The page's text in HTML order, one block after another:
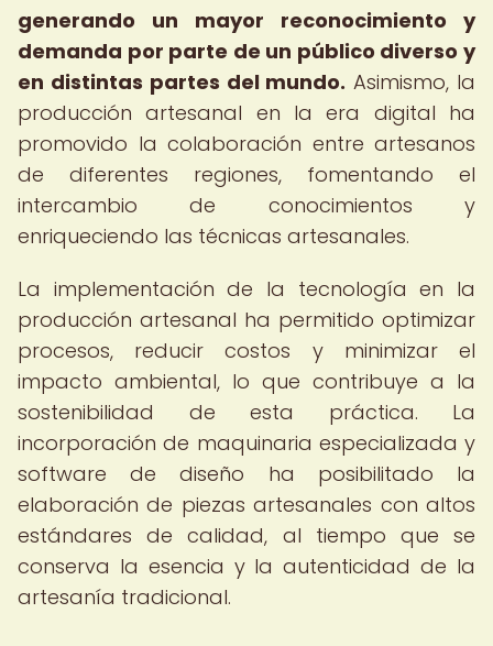
generando un mayor reconocimiento y
demanda por parte de un público diverso y
en distintas partes del mundo. Asimismo, la
producción artesanal en la era digital ha
promovido la colaboración entre artesanos
de diferentes regiones, fomentando el
intercambio de conocimientos y
enriqueciendo las técnicas artesanales.
La implementación de la tecnología en la
producción artesanal ha permitido optimizar
procesos, reducir costos y minimizar el
impacto ambiental, lo que contribuye a la
sostenibilidad de esta práctica. La
incorporación de maquinaria especializada y
software de diseño ha posibilitado la
elaboración de piezas artesanales con altos
estándares de calidad, al tiempo que se
conserva la esencia y la autenticidad de la
artesanía tradicional.